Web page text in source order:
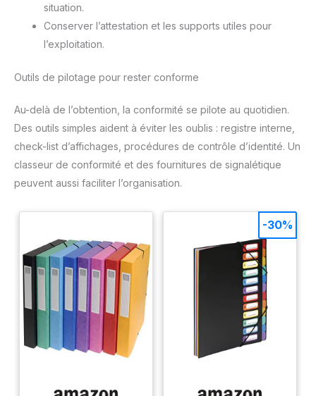
situation.
Conserver l’attestation et les supports utiles pour
l’exploitation.
Outils de pilotage pour rester conforme
Au-delà de l’obtention, la conformité se pilote au quotidien.
Des outils simples aident à éviter les oublis : registre interne,
check-list d’affichages, procédures de contrôle d’identité. Un
classeur de conformité et des fournitures de signalétique
peuvent aussi faciliter l’organisation.
-30%